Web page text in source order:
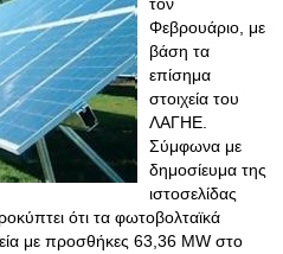
Φεβρουάριο, με
βάση τα
επίσημα
στοιχεία του
ΛΑΓΗΕ.
Σύμφωνα με
δημοσίευμα της
ιστοσελίδας
ότι τα φωτοβολταϊκά
με προσθήκες 63,36 MW στο